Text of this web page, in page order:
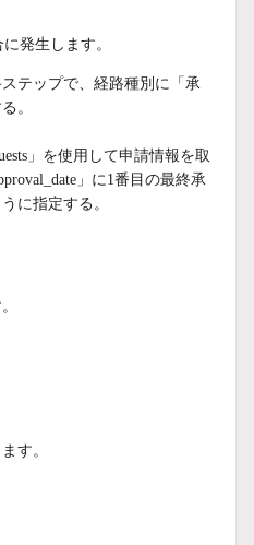
発生します。
テップで、経路種別に「承
。
」を使用して申請情報を取
」に 1番目の最終承
に指定する。
す。